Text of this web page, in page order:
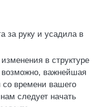
за руку и усадила в
в структуре
важнейшая
со времени вашего
следует начать